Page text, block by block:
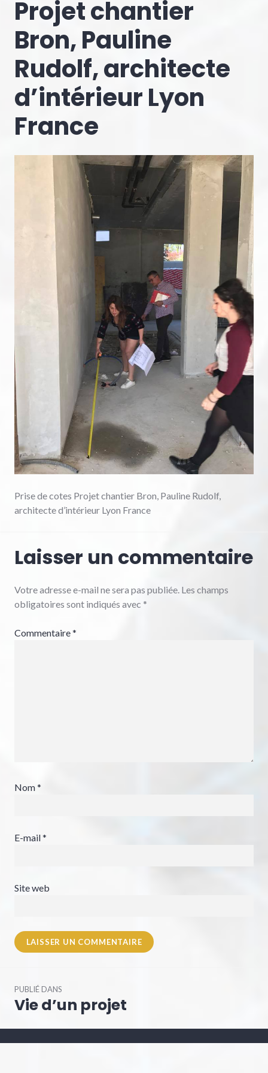
Projet chantier
Bron, Pauline
Rudolf, architecte
d’intérieur Lyon
France
Prise de cotes Projet chantier Bron, Pauline Rudolf,
architecte d’intérieur Lyon France
Laisser un commentaire
Votre adresse e-mail ne sera pas publiée. Les champs
obligatoires sont indiqués avec *
Commentaire*
Nom*
E-mail*
Site web
dePUBLIÉ DANS
Vie d’un projet